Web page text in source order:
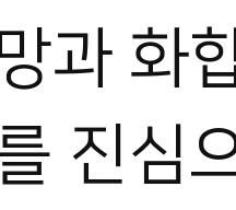
과 화
진심